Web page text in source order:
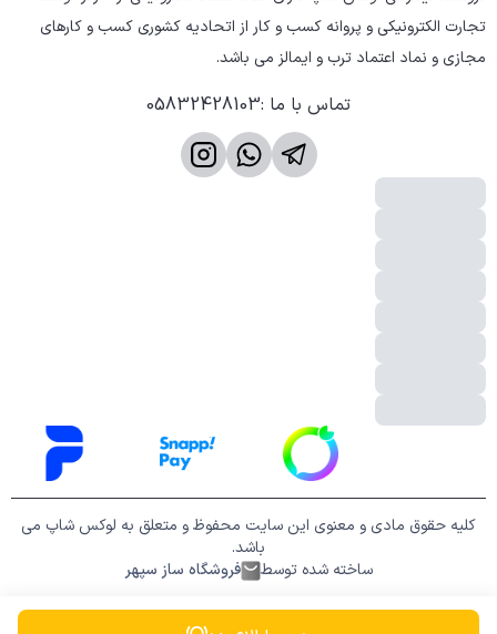
مجازی و نماد اعتماد ترب و ایمالز می باشد.
تماس با ما :
05832428103
کلیه حقوق مادی و معنوی این سایت محفوظ و متعلق به لوکس شاپ می
باشد.
ساخته شده توسط
فروشگاه ساز سپهر